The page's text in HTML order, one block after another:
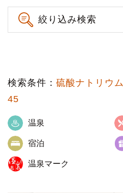
絞り込み検索
検索条件： 硫酸ナトリウム
45
温泉
宿泊
温泉マーク